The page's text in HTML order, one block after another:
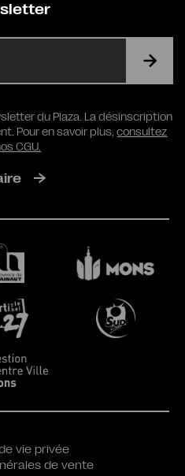
RGPDdu Plaza. La désinscription
Pour en savoir plus,consultez
CGU.
vie privée
de vente